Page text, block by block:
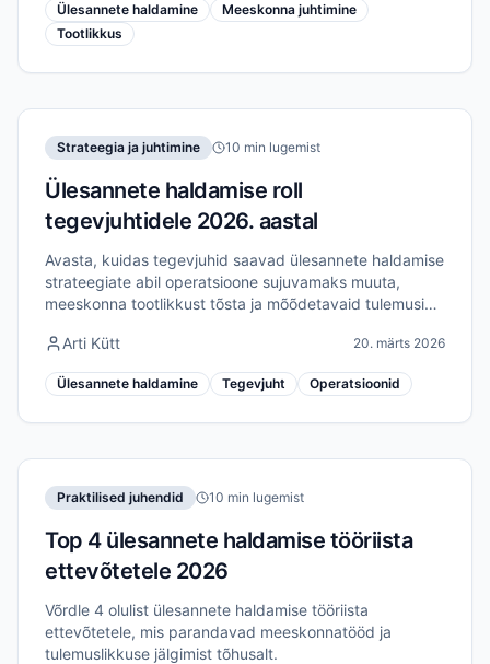
Ülesannete haldamine
Meeskonna juhtimine
Tootlikkus
Strateegia ja juhtimine 10 min lugemist
Ülesannete haldamise roll
tegevjuhtidele 2026. aastal
Avasta, kuidas tegevjuhid saavad ülesannete haldamise
strateegiate abil operatsioone sujuvamaks muuta,
meeskonna tootlikkust tõsta ja mõõdetavaid tulemusi
Arti Kütt
20. märts 2026
Ülesannete haldamine Tegevjuht Operatsioonid
Praktilised juhendid 10 min lugemist
Top 4 ülesannete haldamise tööriista
ettevõtetele 2026
Võrdle 4 olulist ülesannete haldamise tööriista
ettevõtetele, mis parandavad meeskonnatööd ja
tulemuslikkuse jälgimist tõhusalt.